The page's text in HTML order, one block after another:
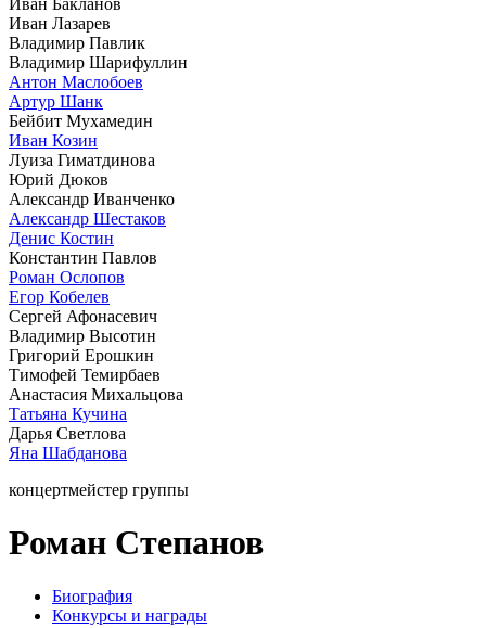
Иван Лазарев
Владимир Павлик
Владимир Шарифуллин
Антон Маслобоев
Артур Шанк
Бейбит Мухамедин
Иван Козин
Луиза Гиматдинова
Юрий Дюков
Александр Иванченко
Александр Шестаков
Денис Костин
Константин Павлов
Роман Ослопов
Егор Кобелев
Сергей Афонасевич
Владимир Высотин
Григорий Ерошкин
Тимофей Темирбаев
Анастасия Михальцова
Татьяна Кучина
Дарья Светлова
Яна Шабданова
концертмейстер группы
Роман Степанов
Биография
Конкурсы и награды